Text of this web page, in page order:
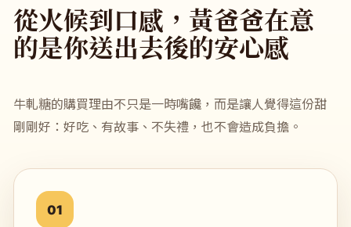
從火候到口感，黃爸爸在意
的是你送出去後的安心感
牛軋糖的購買理由不只是一時嘴饞，而是讓人覺得這份甜
剛剛好：好吃、有故事、不失禮，也不會造成負擔。
01